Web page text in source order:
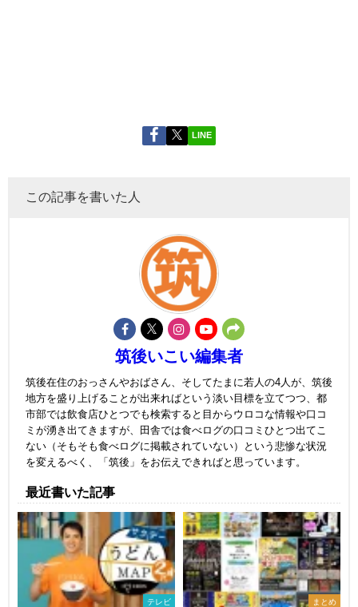
LINE
この記事を書いた人
筑後いこい編集者
筑後在住のおっさんやおばさん、そしてたまに若人の4人が、筑後
地方を盛り上げることが出来ればという淡い目標を立てつつ、都
市部では飲食店ひとつでも検索すると目からウロコな情報や口コ
ミが湧き出てきますが、田舎では食べログの口コミひとつ出てこ
ない（そもそも食べログに掲載されていない）という悲惨な状況
を変えるべく、「筑後」をお伝えできればと思っています。
最近書いた記事
テレビ まとめ